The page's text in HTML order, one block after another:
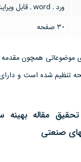
ورد ـ word ـ قابل ویرایش
30 صفحه
موضوعاتی همچون
مقاله
صنعتی